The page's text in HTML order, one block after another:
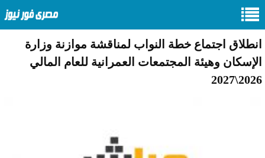
انطلاق اجتماع خطة النواب لمناقشة موازنة وزارة
الإسكان وهيئة المجتمعات العمرانية للعام المالي
2026\2027